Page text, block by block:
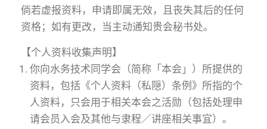
倘若虚报资料，申请即属无效，且丧失其后的任何
资格；如有更改，当主动通知贵会秘书处。
【个人资料收集声明】
你向水务技术同学会（简称「本会」）所提供的
资料，包括《个人资料（私隠）条例》所指的个
人资料，只会用于相关本会之活勋（包括处理申
请会员入会及其他与隶程／讲座相关事宜）。